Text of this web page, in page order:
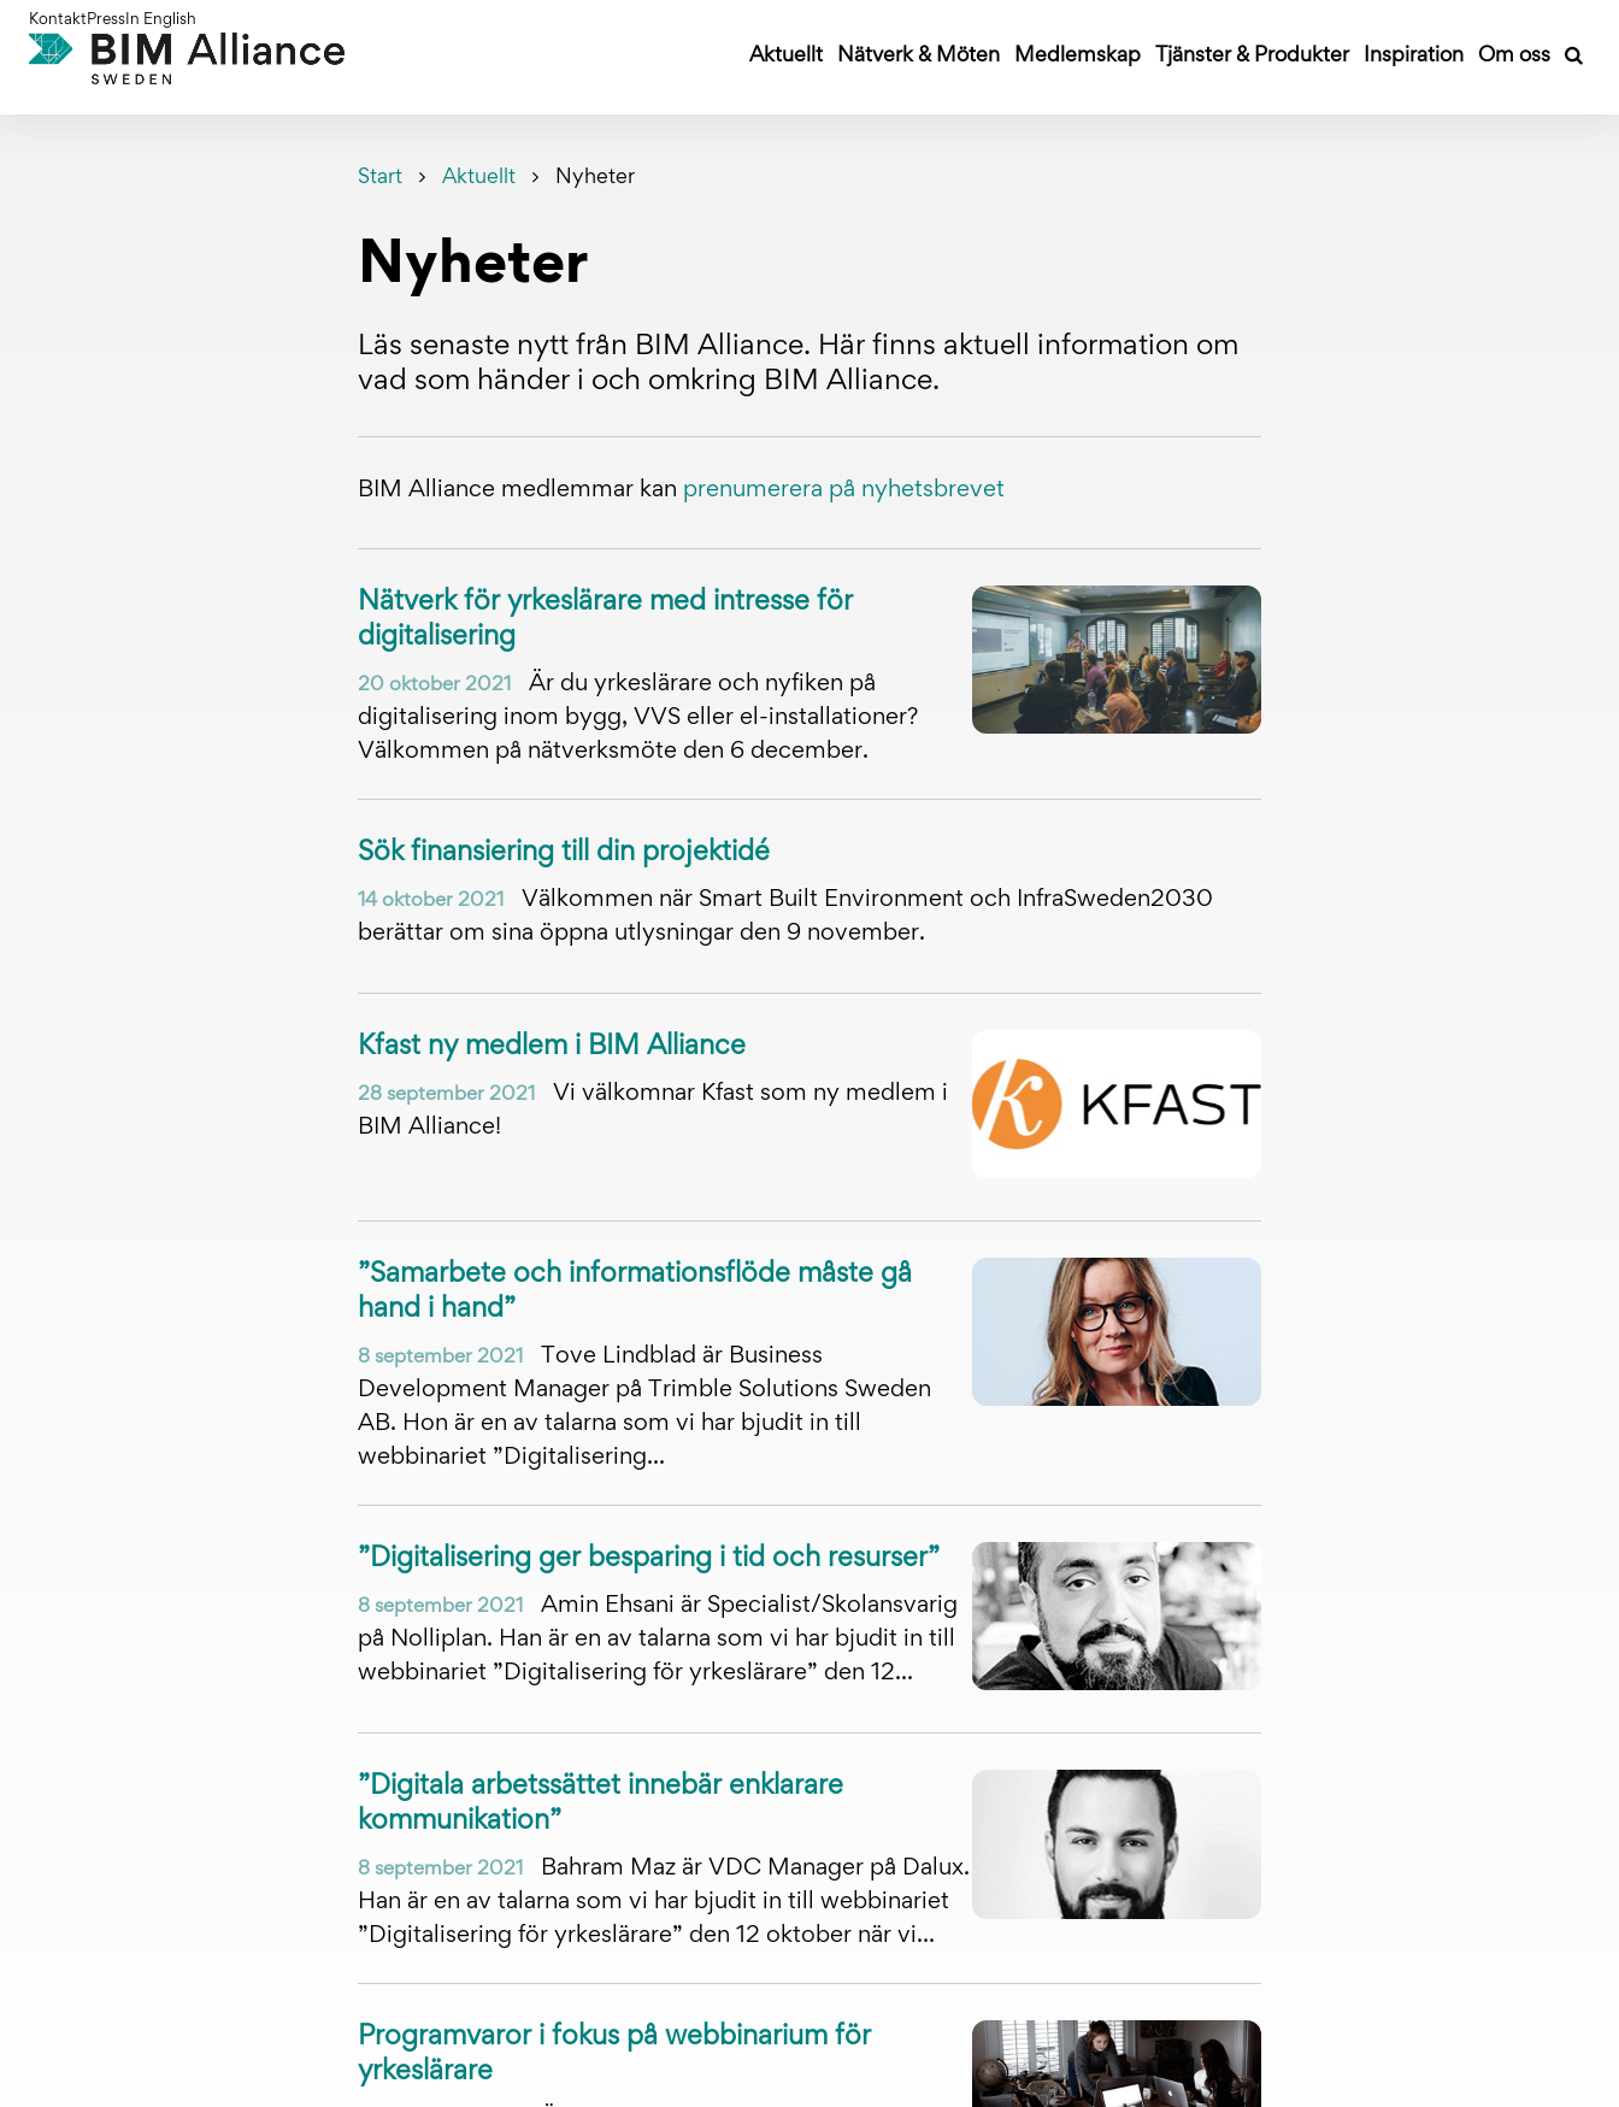
innehållet
Kontakt Press In English
Aktuellt Nätverk & Möten Medlemskap Tjänster & Produkter Inspiration Om oss
Start Aktuellt Nyheter
Nyheter
Läs senaste nytt från BIM Alliance. Här finns aktuell information om
vad som händer i och omkring BIM Alliance.
BIM Alliance medlemmar kan prenumerera på nyhetsbrevet
Nätverk för yrkeslärare med intresse för
digitalisering
20 oktober 2021
Är du yrkeslärare och nyfiken på
digitalisering inom bygg, VVS eller el-installationer?
Välkommen på nätverksmöte den 6 december.
Sök finansiering till din projektidé
14 oktober 2021
Välkommen när Smart Built Environment och InfraSweden2030
berättar om sina öppna utlysningar den 9 november.
Kfast ny medlem i BIM Alliance
28 september 2021
Vi välkomnar Kfast som ny medlem i
BIM Alliance!
”Samarbete och informationsflöde måste gå
hand i hand”
8 september 2021
Tove Lindblad är Business
Development Manager på Trimble Solutions Sweden
AB. Hon är en av talarna som vi har bjudit in till
webbinariet ”Digitalisering...
”Digitalisering ger besparing i tid och resurser”
8 september 2021
Amin Ehsani är Specialist/Skolansvarig
på Nolliplan. Han är en av talarna som vi har bjudit in till
webbinariet ”Digitalisering för yrkeslärare” den 12...
”Digitala arbetssättet innebär enklarare
kommunikation”
8 september 2021
Bahram Maz är VDC Manager på Dalux.
Han är en av talarna som vi har bjudit in till webbinariet
”Digitalisering för yrkeslärare” den 12 oktober när vi...
Programvaror i fokus på webbinarium för
yrkeslärare